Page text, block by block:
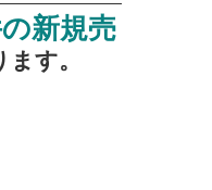
新規売
す。